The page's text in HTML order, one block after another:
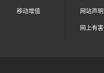
移动增值 网站声明
网上有